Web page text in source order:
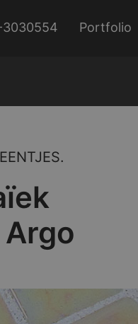
3030554 Portfolio